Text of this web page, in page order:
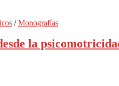
/Monografías
la